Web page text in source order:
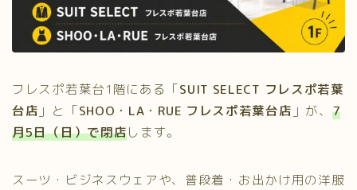
フレスポ若葉台1階にある「SUIT SELECT フレスポ若葉
台店 」と「SHOO・LA・RUE フレスポ若葉台店 」が、 7
月5日（日）で閉店します。
スーツ・ビジネスウェアや、普段着・お出かけ用の洋服